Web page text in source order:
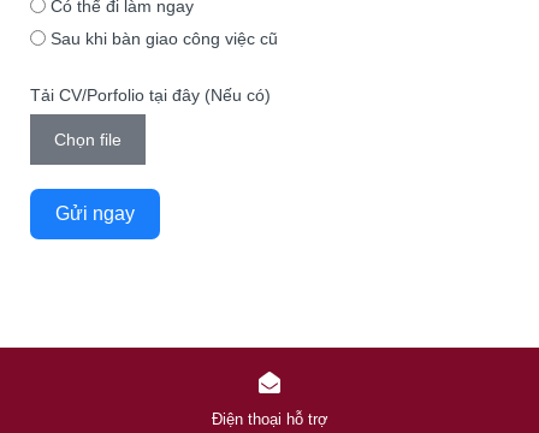
Có thể đi làm ngay
Sau khi bàn giao công việc cũ
Tải CV/Porfolio tại đây (Nếu có)
Chọn file
Gửi ngay
Điện thoại hỗ trợ